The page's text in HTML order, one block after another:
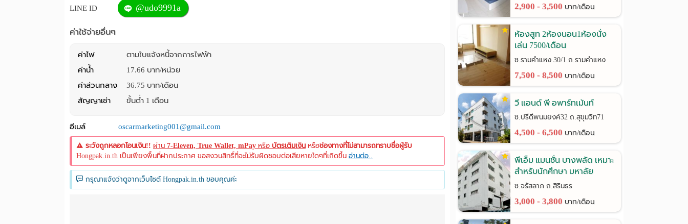
LINE ID @udo9991a
ค่าใช้จ่ายอื่นๆ
ค่าไฟ
ตามใบแจ้งหนี้จากการไฟฟ้า
ค่าน้ำ
17.66 บาท/หน่วย
ค่าส่วนกลาง
36.75 บาท/เดือน
สัญญาเช่า
ขั้นต่ำ 1 เดือน
อีเมล์ oscarmarketing001@gmail.com
ระวังถูกหลอกโอนเงิน!! ผ่าน 7-Eleven, True Wallet, mPay หรือ บัตรเติมเงินหรือช่องทางที่ไม่สามารถทราบชื่อผู้รับ
Hongpak.in.th เป็นเพียงพื้นที่ฝากประกาศ ขอสงวนสิทธิ์ที่จะไม่รับผิดชอบต่อเสียหายใดๆที่เกิดขึ้น อ่านต่อ..
กรุณาแจ้งว่าดูจากเว็บไซต์ Hongpak.in.th ขอบคุณค่ะ
2,900 - 3,500 บาท/เดือน
ห้องสูท 2ห้องนอน1ห้องนั่ง
เล่น 7500/เดือน
รามคำแหง30/1
ซ.รามคำแหง 30/1 ถ.รามคำแหง
7,500 - 8,500 บาท/เดือน
วี แอนด์ พี อพาร์ทเม้นท์
ซ.ปรีดีพนมยงค์32 ถ.สุขุมวิท71
4,500 - 6,500 บาท/เดือน
พีเอ็ม แมนชั่น บางพลัด เหมาะ
สำหรับนักศึกษา มหาลัย
ราชภัฎฯ
ซ.จรัสลาภ ถ.สิรินธร
3,000 - 3,800 บาท/เดือน